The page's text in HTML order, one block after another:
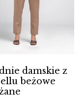
damskie z
beżowe